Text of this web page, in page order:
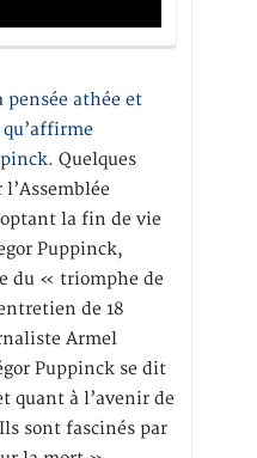
pensée athée et
Quelques
la fin de vie
Puppinck,
du « triomphe de
de 18
Armel
Puppinck se dit
quant à l’avenir de
sont fascinés par